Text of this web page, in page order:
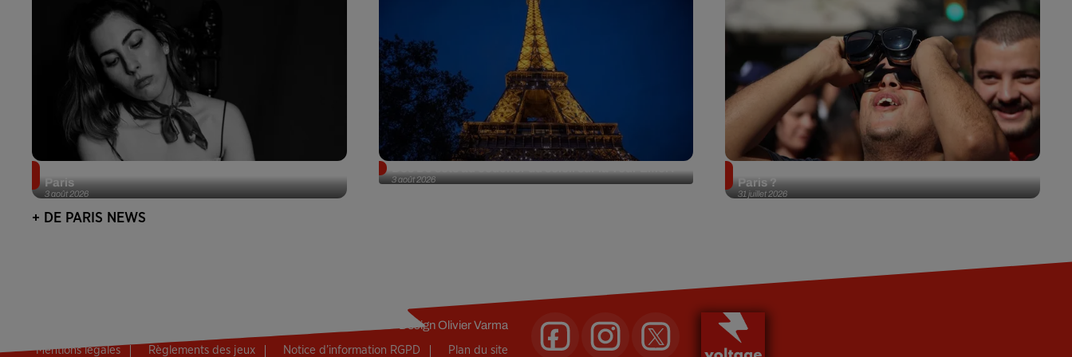
3 août 2026
Paris
3 août 2026
31 juillet 2026
Paris ?
+ DE PARIS NEWS
DesignOlivier Varma
Mentions légales Règlements des jeux Notice d’information RGPD Plan du site